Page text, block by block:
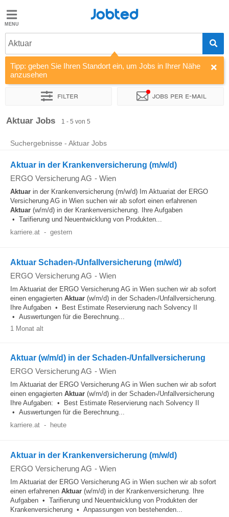
Jobted
Jobs
Gehalt
Jobted
Aktuar
Tipp: geben Sie Ihren Standort ein, um Jobs in Ihrer Nähe
anzusehen
Filter Jobs per e-mail
Sortieren nach Unternehmen
Aktuar Jobs 1 - 5 von 5
Suchergebnisse - Aktuar Jobs
Aktuar in der Krankenversicherung (m/w/d)
ERGO Versicherung AG - Wien
Aktuar in der Krankenversicherung (m/w/d) Im Aktuariat der ERGO
Versicherung AG in Wien suchen wir ab sofort einen erfahrenen
Aktuar (w/m/d) in der Krankenversicherung. Ihre Aufgaben
• Tarifierung und Neuentwicklung von Produkten...
karriere.at - gestern
Aktuar Schaden-/Unfallversicherung (m/w/d)
ERGO Versicherung AG - Wien
Im Aktuariat der ERGO Versicherung AG in Wien suchen wir ab sofort
einen engagierten Aktuar (w/m/d) in der Schaden-/Unfallversicherung.
Ihre Aufgaben • Best Estimate Reservierung nach Solvency II
• Auswertungen für die Berechnung...
1 Monat alt
Aktuar (w/m/d) in der Schaden-/Unfallversicherung
ERGO Versicherung AG - Wien
Im Aktuariat der ERGO Versicherung AG in Wien suchen wir ab sofort
einen engagierten Aktuar (w/m/d) in der Schaden-/Unfallversicherung
Ihre Aufgaben: • Best Estimate Reservierung nach Solvency II
• Auswertungen für die Berechnung...
karriere.at - heute
Aktuar in der Krankenversicherung (m/w/d)
ERGO Versicherung AG - Wien
Im Aktuariat der ERGO Versicherung AG in Wien suchen wir ab sofort
einen erfahrenen Aktuar (w/m/d) in der Krankenversicherung. Ihre
Aufgaben • Tarifierung und Neuentwicklung von Produkten der
Krankenversicherung • Anpassungen von bestehenden...